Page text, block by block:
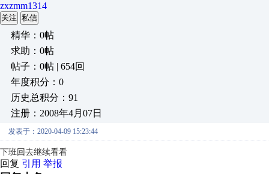
zxzmm1314
关注 私信
精华：0帖
求助：0帖
帖子：0帖 | 654回
年度积分：0
历史总积分：91
注册：2008年4月07日
发表于：2020-04-09 15:23:44
下班回去继续看看
回复 引用 举报